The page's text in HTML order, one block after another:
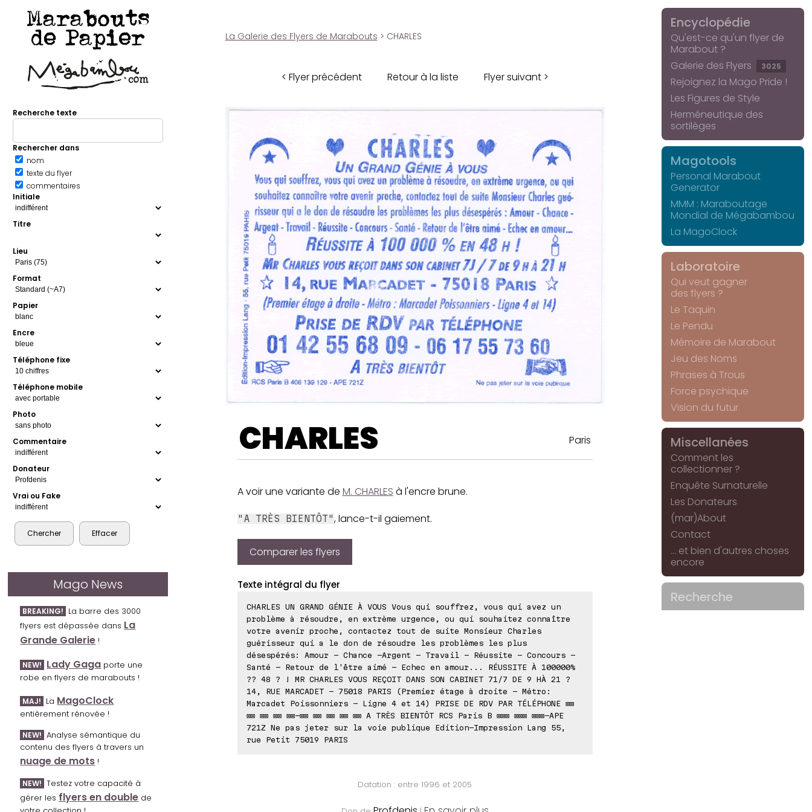
Marabouts
de Papier
Recherche texte
Rechercher dans
nom
texte du flyer
commentaires
Initiale
Titre
Lieu
Format
Papier
Encre
Téléphone fixe
Téléphone mobile
Photo
Commentaire
Donateur
Vrai ou Fake
Mago News
BREAKING! La barre des 3000
flyers est dépassée dans La
Grande Galerie !
NEW! Lady Gaga porte une
robe en flyers de marabouts !
MAJ! La MagoClock
entièrement rénovée !
NEW! Analyse sémantique du
contenu des flyers à travers un
nuage de mots !
NEW! Testez votre capacité à
gérer les flyers en double de
La Galerie des Flyers de Marabouts > CHARLES
< Flyer précédent Retour à la liste Flyer suivant >
CHARLES Paris
A voir une variante de M. CHARLES à l'encre brune.
"A TRÈS BIENTÔT", lance-t-il gaiement.
Comparer les flyers
Texte intégral du flyer
CHARLES UN GRAND GÉNIE À VOUS Vous qui souffrez, vous qui avez un
problème à résoudre, en extrème urgence, ou qui souhaitez connaître
votre avenir proche, contactez tout de suite Monsieur Charles
guérisseur qui a le don de résoudre les problèmes les plus
désespérés: Amour - Chance -Argent - Travail - Réussite - Concours -
Santé - Retour de l'être aimé - Echec en amour... RÉUSSITE À 100000%
?? 48 ? ! MR CHARLES VOUS REÇOIT DANS SON CABINET 71/7 DE 9 HÀ 21 ?
14, RUE MARCADET - 75018 PARIS (Premier étage à droite - Métro:
Marcadet Poissonniers - Ligne 4 et 14) PRISE DE RDV PAR TÉLÉPHONE ⊠⊠
⊠⊠ ⊠⊠ ⊠⊠ ⊠⊠-⊠⊠ ⊠⊠ ⊠⊠ ⊠⊠ ⊠⊠ A TRÈS BIENTÔT RCS Paris B ⊠⊠⊠ ⊠⊠⊠ ⊠⊠⊠-APE
721Z Ne pas jeter sur la voie publique Edition-Impression Lang 55,
rue Petit 75019 PARIS
Datation : entre 1996 et 2005
Encyclopédie
Qu'est-ce qu'un flyer de
Marabout ?
Galerie des Flyers
3025
Rejoignez la Mago Pride !
Les Figures de Style
Herméneutique des
sortilèges
Magotools
Personal Marabout
Generator
MMM : Maraboutage
Mondial de Mégabambou
La MagoClock
Laboratoire
Qui veut gagner
des flyers ?
Le Taquin
Le Pendu
Mémoire de Marabout
Jeu des Noms
Phrases à Trous
Force psychique
Vision du futur
Miscellanées
Comment les
collectionner ?
Enquête Surnaturelle
Les Donateurs
(mar)About
Contact
... et bien d'autres choses
encore
Recherche